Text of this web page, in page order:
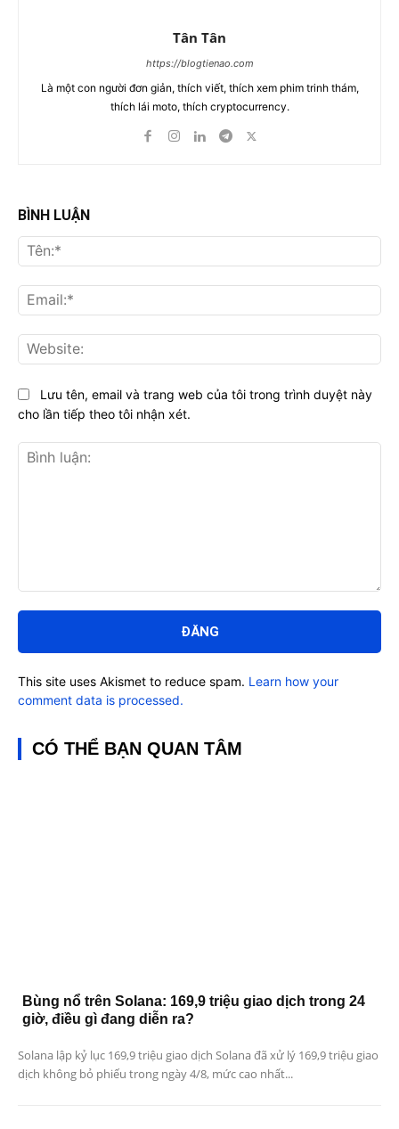
Tân Tân
https://blogtienao.com
Là một con người đơn giản, thích viết, thích xem phim trinh thám,
thích lái moto, thích cryptocurrency.
BÌNH LUẬN
luận:
Lưu tên, email và trang web của tôi trong trình duyệt này
cho lần tiếp theo tôi nhận xét.
This site uses Akismet to reduce spam. Learn how your
comment data is processed.
CÓ THỂ BẠN QUAN TÂM
Bùng nổ trên Solana: 169,9 triệu giao dịch trong 24
giờ, điều gì đang diễn ra?
Solana lập kỷ lục 169,9 triệu giao dịch Solana đã xử lý 169,9 triệu giao
dịch không bỏ phiếu trong ngày 4/8, mức cao nhất...